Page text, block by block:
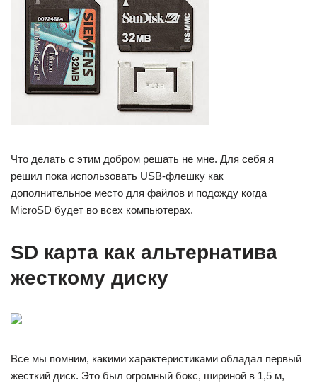
Что делать с этим добром решать не мне. Для себя я
решил пока использовать USB-флешку как
дополнительное место для файлов и подожду когда
MicroSD будет во всех компьютерах.
SD карта как альтернатива
жесткому диску
Все мы помним, какими характеристиками обладал первый
жесткий диск. Это был огромный бокс, шириной в 1,5 м,